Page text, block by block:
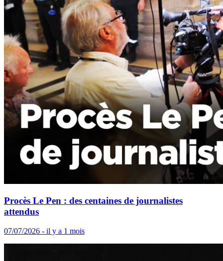
Procès Le Pen : des centaines de journalistes
attendus
07/07/2026 - il y a 1 mois